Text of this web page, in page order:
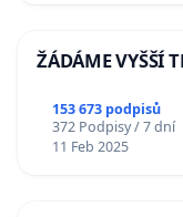
ŽÁDÁME VYŠŠÍ
153 673 podpisů
372 Podpisy / 7 dní
11 Feb 2025